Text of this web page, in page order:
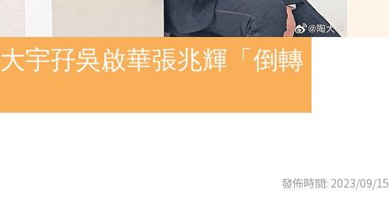
宇孖吳啟華張兆輝「倒轉
發佈時間: 2023/09/15